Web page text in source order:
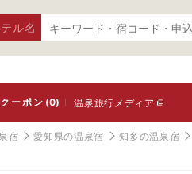
ル名
クーポン(0) 温泉旅行メディア
宿 愛知県の温泉宿 知多の温泉宿